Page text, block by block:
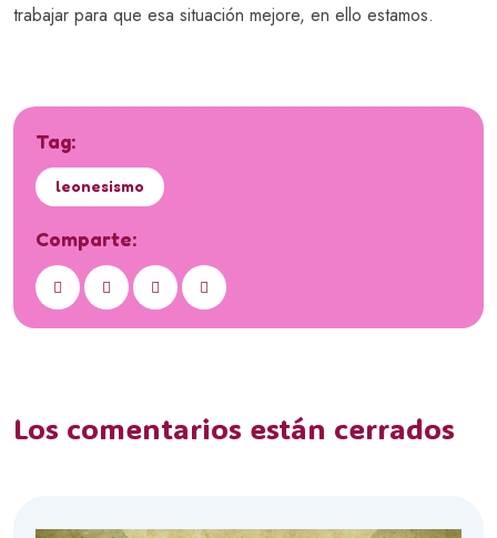
trabajar para que esa situación mejore, en ello estamos.
Tag:
leonesismo
Comparte:
Los comentarios están cerrados